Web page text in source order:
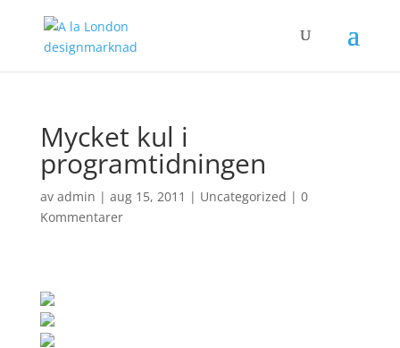
Mycket kul i
programtidningen
av admin | aug 15, 2011 | Uncategorized | 0
Kommentarer